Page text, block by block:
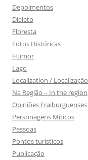
Depoimentos
Dialeto
Floresta
Fotos Históricas
Humor
Lago
Localization / Localização
Na Região – In the region
Opiniões Fraiburguenses
Personagens Míticos
Pessoas
Pontos turísticos
Publicação